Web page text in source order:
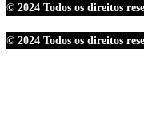
© 2024 Todos os direitos
© 2024 Todos os direitos